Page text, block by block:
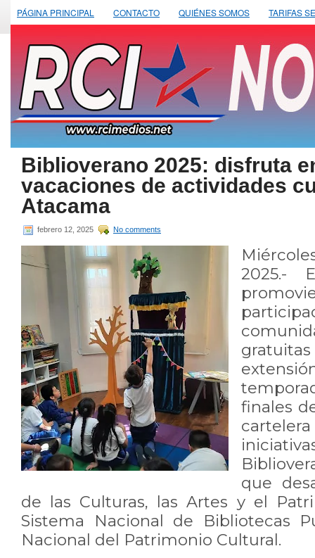
PÁGINA PRINCIPAL CONTACTO QUIÉNES SOMOS TARIFAS
Biblioverano 2025: disfruta
vacaciones de actividades
Atacama
febrero 12, 2025 No comments
2025.-
finales
que
de las Culturas, las Artes y el
Sistema Nacional de Bibliotecas
Nacional del Patrimonio Cultural.